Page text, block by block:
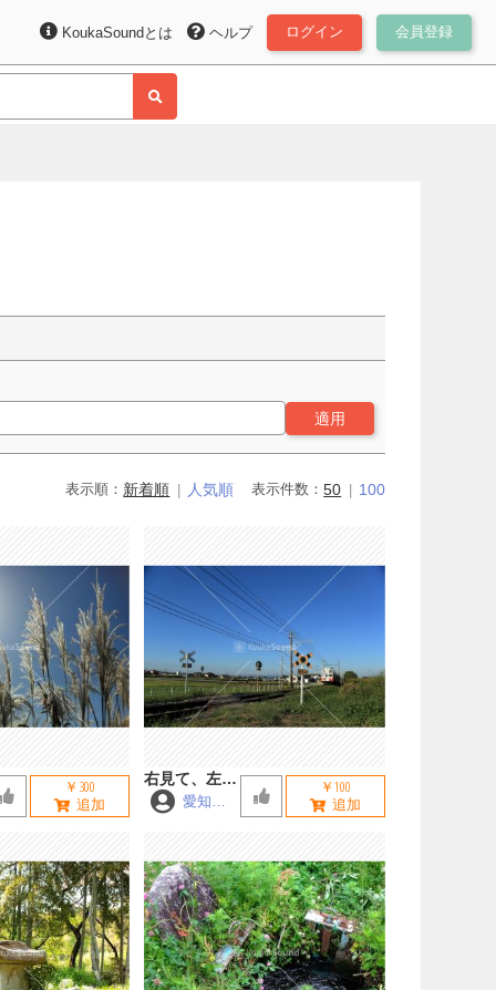
ログイン 会員登録
ヘルプ
KoukaSoundとは
適用
表示順： 新着順 人気順 表示件数：50 100
￥300
右見て、左見
て
愛知Ma
￥100